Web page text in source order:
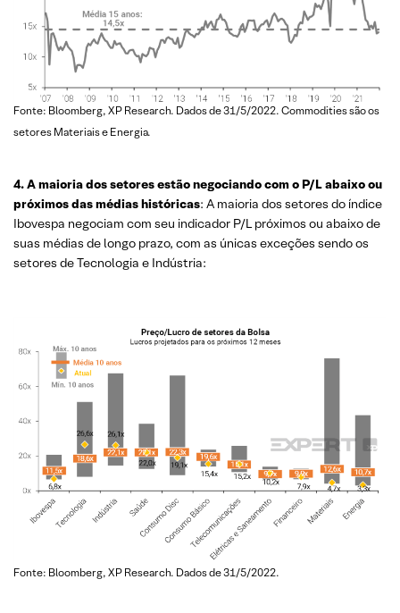
Fonte: Bloomberg, XP Research. Dados de 31/5/2022. Commodities são os
setores Materiais e Energia.
4. A maioria dos setores estão negociando com o P/L abaixo ou
próximos das médias históricas: A maioria dos setores do índice
Ibovespa negociam com seu indicador P/L próximos ou abaixo de
suas médias de longo prazo, com as únicas exceções sendo os
setores de Tecnologia e Indústria:
Fonte: Bloomberg, XP Research. Dados de 31/5/2022.